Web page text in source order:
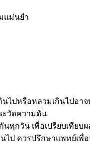
แม่นยำ
ไปหรือหลวมเกินไปอา
ะวัดความดัน
ทุกวัน เพื่อเปรียบเทียบ
ป ควรปรึกษาแพทย์เพื่